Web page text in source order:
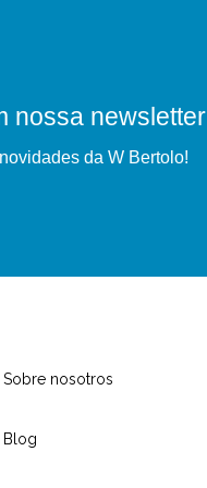
nossa newsletter
da W Bertolo!
Sobre nosotros
Blog